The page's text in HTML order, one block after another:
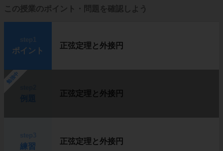
この授業のポイント・問題を確認しよう
ポイント
正弦定理と外接円
勉強中
正弦定理と外接円
練習
正弦定理と外接円